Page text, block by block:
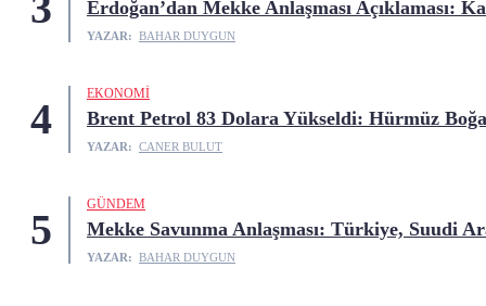
Erdoğan’dan Mekke Anlaşması Açıklaması:
YAZAR: BAHAR DUYGUN
4
EKONOMI
Brent Petrol 83 Dolara Yükseldi: Hürmüz
YAZAR: CANER BULUT
5
GÜNDEM
Mekke Savunma Anlaşması: Türkiye, Suudi
YAZAR: BAHAR DUYGUN